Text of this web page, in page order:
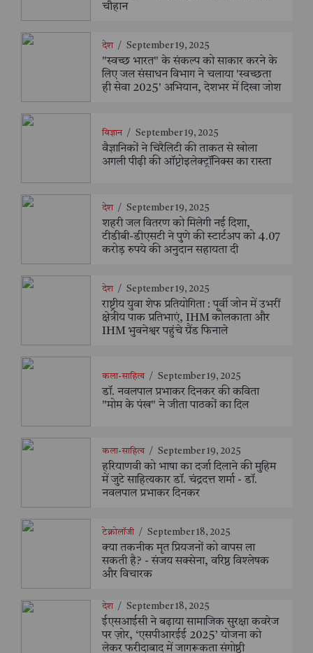
चौहान
देश / September 19, 2025
"स्वच्छ भारत" के संकल्प को साकार करने के
लिए जल संसाधन विभाग ने चलाया 'स्वच्छता
ही सेवा 2025' अभियान, देशभर में दिखा जोश
विज्ञान / September 19, 2025
वैज्ञानिकों ने चिरैलिटी की ताकत से खोला
अगली पीढ़ी की ऑप्टोइलेक्ट्रॉनिक्स का रास्ता
देश / September 19, 2025
शहरी जल वितरण को मिलेगी नई दिशा,
टीडीबी-डीएसटी ने पुणे की स्टार्टअप को 4.07
करोड़ रुपये की अनुदान सहायता दी
देश / September 19, 2025
राष्ट्रीय युवा शेफ प्रतियोगिता : पूर्वी जोन में उभरीं
क्षेत्रीय पाक प्रतिभाएं, IHM कोलकाता और
IHM भुवनेश्वर पहुंचे ग्रैंड फिनाले
कला-साहित्य / September 19, 2025
डॉ. नवलपाल प्रभाकर दिनकर की कविता
"मोम के पंख" ने जीता पाठकों का दिल
कला-साहित्य / September 19, 2025
हरियाणवी को भाषा का दर्जा दिलाने की मुहिम
में जुटे साहित्यकार डॉ. चंद्रदत्त शर्मा - डॉ.
नवलपाल प्रभाकर दिनकर
टेक्नोलॉजी / September 18, 2025
क्या तकनीक मृत प्रियजनों को वापस ला
सकती है? - संजय सक्सेना, वरिष्ठ विश्लेषक
और विचारक
देश / September 18, 2025
ईएसआईसी ने बढ़ाया सामाजिक सुरक्षा कवरेज
पर ज़ोर, ‘एसपीआरईई 2025’ योजना को
लेकर फरीदाबाद में जागरूकता संगोष्ठी